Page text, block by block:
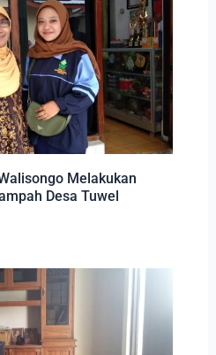
Melakukan
Desa Tuwel